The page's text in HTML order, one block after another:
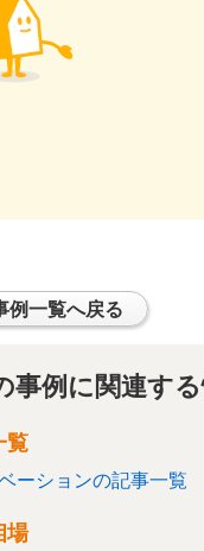
例一覧へ戻る
事例に関連す
覧
ーションの記事一覧
場